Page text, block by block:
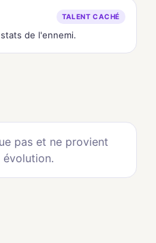
TALENT CACHÉ
de l'ennemi.
pas et ne provient
évolution.